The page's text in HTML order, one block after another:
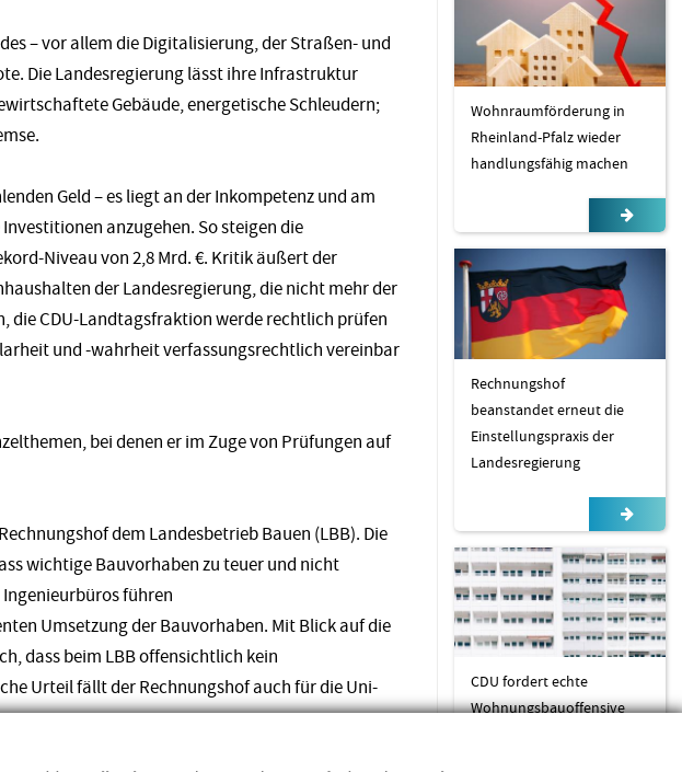
– vor allem die Digitalisierung, der Straßen- und
Die Landesregierung lässt ihre Infrastruktur
Gebäude, energetische Schleudern;
Geld – es liegt an der Inkompetenz und am
anzugehen. So steigen die
Niveau von 2,8 Mrd. €. Kritik äußert der
der Landesregierung, die nicht mehr der
die CDU-Landtagsfraktion werde rechtlich prüfen
und -wahrheit verfassungsrechtlich vereinbar
bei denen er im Zuge von Prüfungen auf
dem Landesbetrieb Bauen (LBB). Die
wichtige Bauvorhaben zu teuer und nicht
führen
Umsetzung der Bauvorhaben. Mit Blick auf die
dass beim LBB offensichtlich kein
Urteil fällt der Rechnungshof auch für die Uni-
Wohnraumförderung in
Rheinland-Pfalz wieder
handlungsfähig machen
Rechnungshof
beanstandet erneut die
Einstellungspraxis der
Landesregierung
CDU fordert echte
Wohnungsbauoffensive